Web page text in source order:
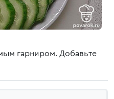
гарниром. Добавьте